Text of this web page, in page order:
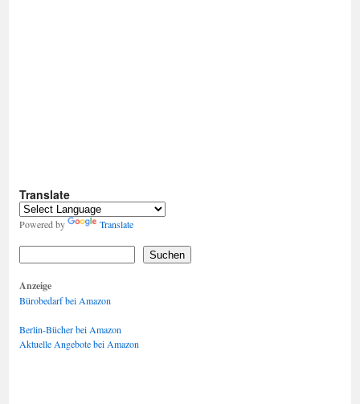
Translate
Powered by Translate
Suchen
Anzeige
Bürobedarf bei Amazon
Berlin-Bücher bei Amazon
Aktuelle Angebote bei Amazon